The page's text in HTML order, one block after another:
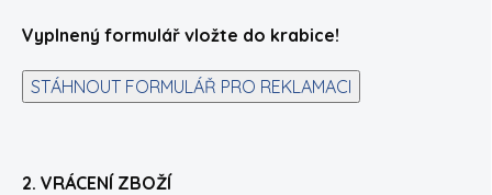
Vyplnený formulář vložte do krabice!
STÁHNOUT FORMULÁŘ PRO REKLAMACI
2. VRÁCENÍ ZBOŽÍ